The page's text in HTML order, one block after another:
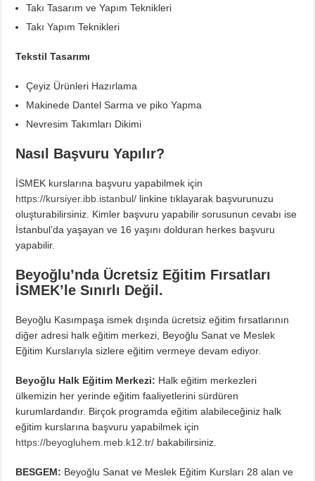
Takı Tasarım ve Yapım Teknikleri
Takı Yapım Teknikleri
Tekstil Tasarımı
Çeyiz Ürünleri Hazırlama
Makinede Dantel Sarma ve piko Yapma
Nevresim Takımları Dikimi
Nasıl Başvuru Yapılır?
İSMEK kurslarına başvuru yapabilmek için
https://kursiyer.ibb.istanbul/ linkine tıklayarak başvurunuzu
oluşturabilirsiniz. Kimler başvuru yapabilir sorusunun cevabı ise
İstanbul’da yaşayan ve 16 yaşını dolduran herkes başvuru
yapabilir.
Beyoğlu’nda Ücretsiz Eğitim Fırsatları
İSMEK’le Sınırlı Değil.
Beyoğlu Kasımpaşa ismek dışında ücretsiz eğitim fırsatlarının
diğer adresi halk eğitim merkezi, Beyoğlu Sanat ve Meslek
Eğitim Kurslarıyla sizlere eğitim vermeye devam ediyor.
Beyoğlu Halk Eğitim Merkezi: Halk eğitim merkezleri
ülkemizin her yerinde eğitim faaliyetlerini sürdüren
kurumlardandır. Birçok programda eğitim alabileceğiniz halk
eğitim kurslarına başvuru yapabilmek için
https://beyogluhem.meb.k12.tr/ bakabilirsiniz.
BESGEM: Beyoğlu Sanat ve Meslek Eğitim Kursları 28 alan ve